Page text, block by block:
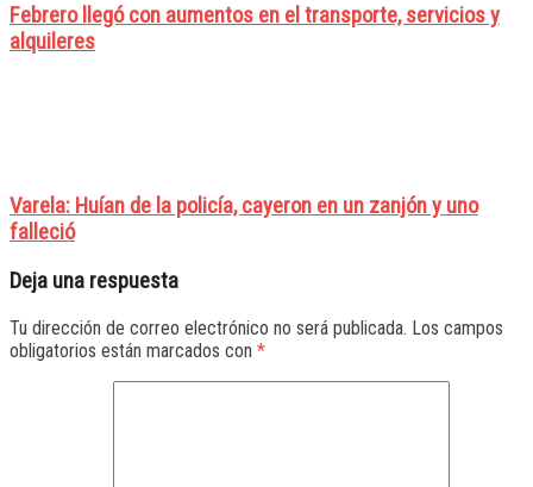
Febrero llegó con aumentos en el transporte, servicios y
alquileres
Varela: Huían de la policía, cayeron en un zanjón y uno
falleció
Deja una respuesta
Tu dirección de correo electrónico no será publicada. Los campos
obligatorios están marcados con *